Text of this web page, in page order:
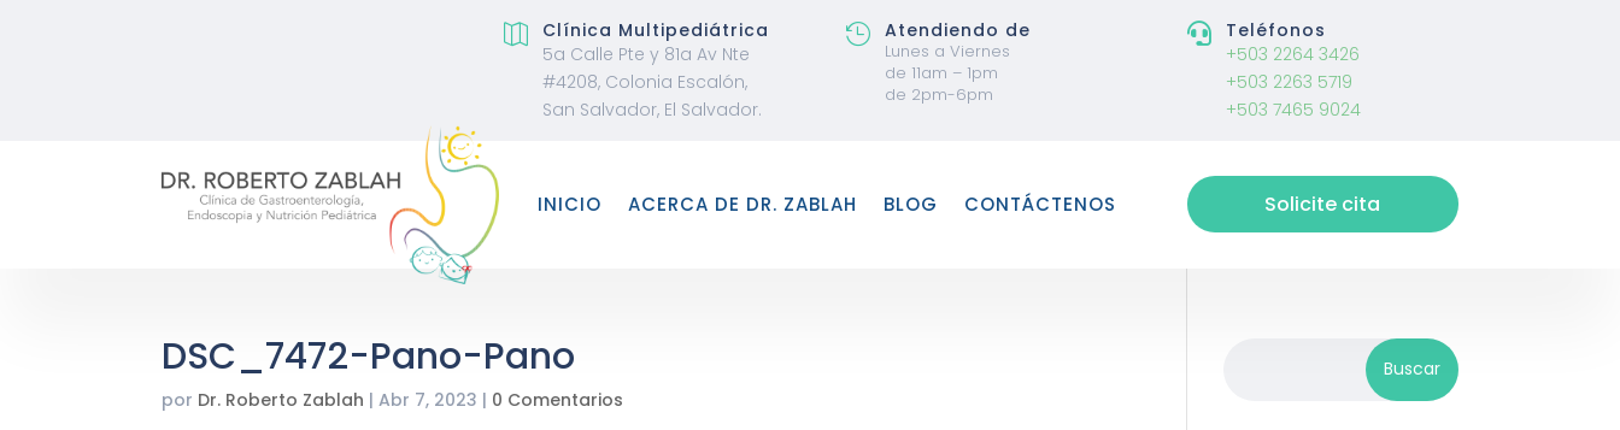

Clínica Multipediátrica
5a Calle Pte y 81a Av Nte
#4208, Colonia Escalón,
San Salvador, El Salvador.
 Atendiendo de
Lunes a Viernes
de 11am – 1pm
de 2pm-6pm

Teléfonos
+503 2264 3426
+503 2263 5719
+503 7465 9024
INICIO ACERCA DE DR. ZABLAH BLOG CONTÁCTENOS Solicite cita
DSC_7472-Pano-Pano
por Dr. Roberto Zablah |Abr 7, 2023 | 0 Comentarios